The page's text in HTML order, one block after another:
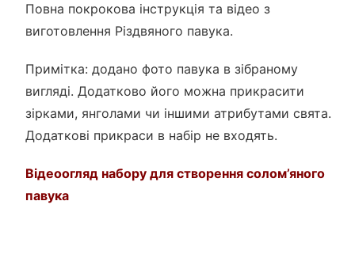
Повна покрокова інструкція та відео з
виготовлення Різдвяного павука.
Примітка: додано фото павука в зібраному
вигляді. Додатково його можна прикрасити
зірками, янголами чи іншими атрибутами свята.
Додаткові прикраси в набір не входять.
Відеоогляд набору для створення солом’яного
павука